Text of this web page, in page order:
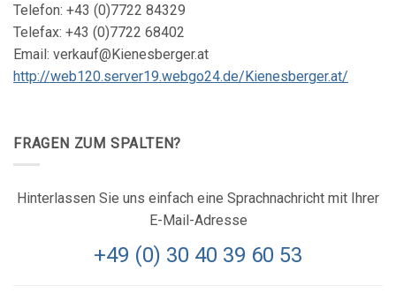
Telefon: +43 (0)7722 84329
Telefax: +43 (0)7722 68402
Email: verkauf@Kienesberger.at
http://web120.server19.webgo24.de/Kienesberger.at/
FRAGEN ZUM SPALTEN?
Hinterlassen Sie uns einfach eine Sprachnachricht mit Ihrer
E-Mail-Adresse
+49 (0) 30 40 39 60 53